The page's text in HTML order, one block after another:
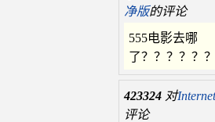
净版的评论
555电影去哪
了？？？？？
423324 对
评论